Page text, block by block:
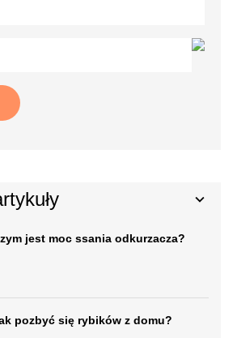
jest moc ssania odkurzacza?
pozbyć się rybików z domu?